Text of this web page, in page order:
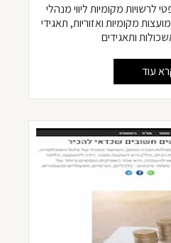
לרשויות מקומיות ליווי מנהלי
מקומיות ואזוריות, תאגידי
ותאגידים
עוד